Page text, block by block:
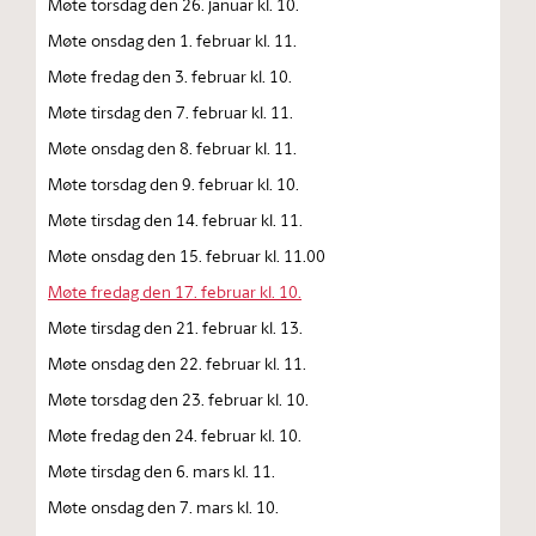
Møte onsdag den 1. februar kl. 11.
Møte fredag den 3. februar kl. 10.
Møte tirsdag den 7. februar kl. 11.
Møte onsdag den 8. februar kl. 11.
Møte torsdag den 9. februar kl. 10.
Møte tirsdag den 14. februar kl. 11.
Møte onsdag den 15. februar kl. 11.00
Møte fredag den 17. februar kl. 10.
Møte tirsdag den 21. februar kl. 13.
Møte onsdag den 22. februar kl. 11.
Møte torsdag den 23. februar kl. 10.
Møte fredag den 24. februar kl. 10.
Møte tirsdag den 6. mars kl. 11.
Møte onsdag den 7. mars kl. 10.